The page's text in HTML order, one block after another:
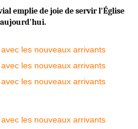
emplie de joie de servir l'Église